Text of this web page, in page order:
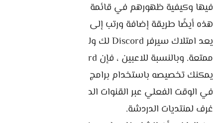
فيها وكيفية ظهورهم في قائمة الأعضاء والمزيد.
هذه أيضًا طريقة إضافة ورتب إلى سيرفر ديسكورد .
يعد امتلاك سيرفر Discord لك ولأصدقائك تجربة
يمكنك تخصيصه باستخدام برامج الروبوت ، والاتصال
في الوقت الفعلي عبر القنوات الصوتية ، وحتى إضافة
غرف لمنتديات الدردشة.